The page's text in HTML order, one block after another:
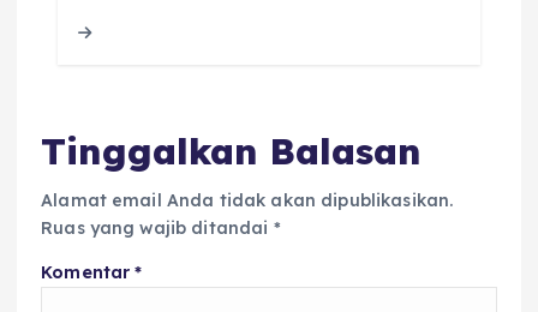
Tinggalkan Balasan
Alamat email Anda tidak akan dipublikasikan.
Ruas yang wajib ditandai *
Komentar*